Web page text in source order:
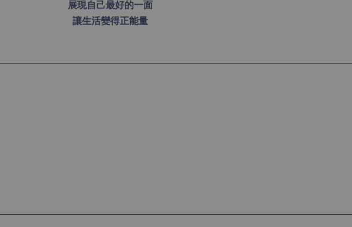
展現自己最好的一面
讓生活變得正能量